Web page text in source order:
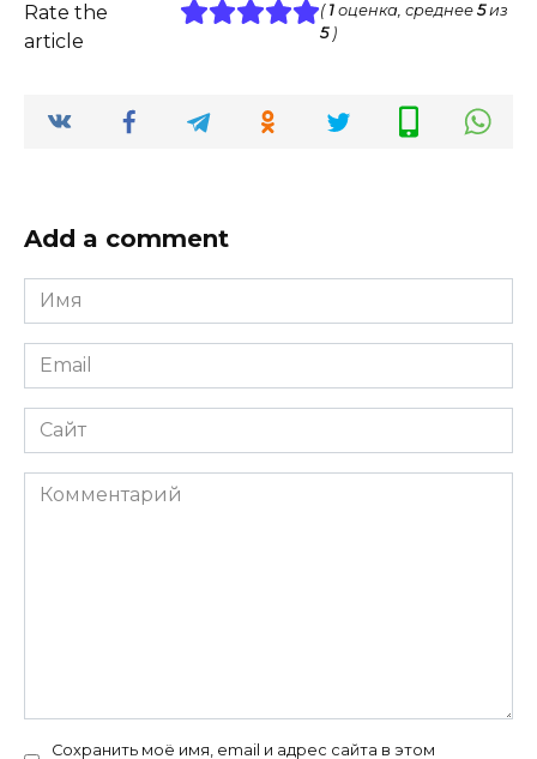
Rate the
article
( 1 оценка, среднее5из
5)
Add a comment
Имя
*
Email
*
Сайт
Комментарий
Сохранить моё имя, email и адрес сайта в этом